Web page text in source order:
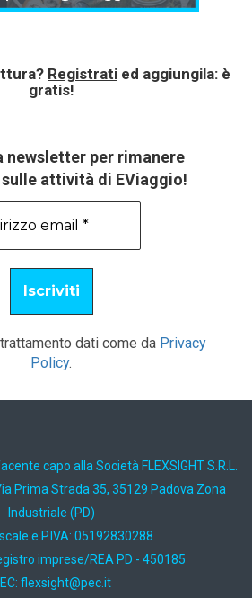
Registrati ed aggiungila: è
gratis!
newsletter per rimanere
attività di EViaggio!
dati come da Privacy
Policy.
capo alla Società FLEXSIGHT S.R.L.
Prima Strada 35, 35129 Padova Zona
Industriale (PD)
e P.IVA: 05192830288
imprese/REA PD - 450185
ti.cep@thgisxelf